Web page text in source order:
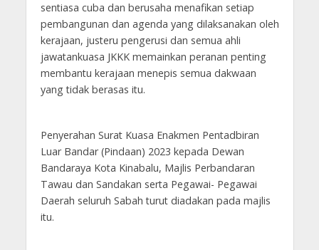
sentiasa cuba dan berusaha menafikan setiap
pembangunan dan agenda yang dilaksanakan oleh
kerajaan, justeru pengerusi dan semua ahli
jawatankuasa JKKK memainkan peranan penting
membantu kerajaan menepis semua dakwaan
yang tidak berasas itu.
Penyerahan Surat Kuasa Enakmen Pentadbiran
Luar Bandar (Pindaan) 2023 kepada Dewan
Bandaraya Kota Kinabalu, Majlis Perbandaran
Tawau dan Sandakan serta Pegawai- Pegawai
Daerah seluruh Sabah turut diadakan pada majlis
itu.